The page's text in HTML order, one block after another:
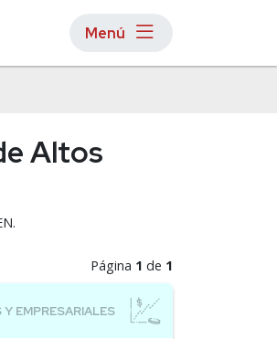
Menú
Altos
Página 1 de 1